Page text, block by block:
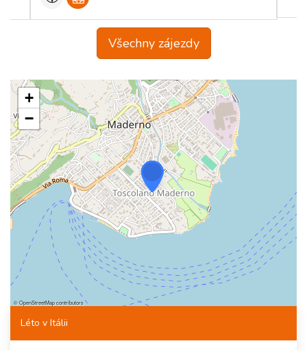
+
−
©OpenStreetMapcontributors
Léto v Itálii
Všechny zájezdy